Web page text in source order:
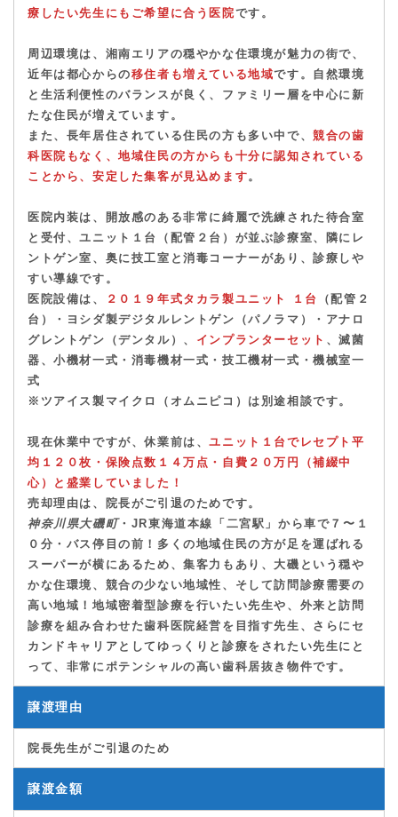
療したい先生にもご希望に合う医院です。
周辺環境は、湘南エリアの穏やかな住環境が魅力の街で、
近年は都心からの移住者も増えている地域です。自然環境
と生活利便性のバランスが良く、ファミリー層を中心に新
たな住民が増えています。
また、長年居住されている住民の方も多 い中で、競合の歯
科医院もなく、地域住民の方からも十分に認知されている
ことから、安定した集客が見込め ます。
医院内装は、
開放感のある非常に綺麗で洗練された待合室
と受付、ユニット１台（配管２台）が並ぶ診療室、隣にレ
ントゲン室、奥に技工室と消毒コーナーがあり、診療しや
すい導線です。
医院設備は、
２０１９年式タカラ製ユニット １台
（配管２
台）
・ ヨシダ製デジタルレントゲン （パノラマ）・アナロ
グレントゲン（デンタル） 、 インプランターセット 、滅菌
器、小機材一式・消毒機材一式・技工機材一式・機械室一
式
※ツアイス製マイクロ（オムニピコ）は別途相談です。
現在休業中ですが、休業前は、ユニット１台で レセプ ト平
均１２０枚・保険点数１４万点・自費２０万円（補綴中
心）
と盛業していました！
売却理由は、院長がご引退のためです。
神奈川県大磯町・JR東海道本線「二宮駅」から車で７〜１
０分 ・バス停目の前！多くの地域住民の方が足を運ばれる
スーパーが横にあるため、集客力もあり、大磯という穏や
かな住環境、競合の少ない地域性、そして訪問診療需要の
高い地域！ 地域密着型診療を行いたい先生や、外来と訪問
診療を組み合わせた歯科医院経営を目指す先生、さらにセ
カンドキャリアとしてゆっくりと診療をされたい先生にと
って、非常にポテンシャルの高い歯科居抜き物件です。
譲渡理由
院長先生がご引退のため
譲渡金額